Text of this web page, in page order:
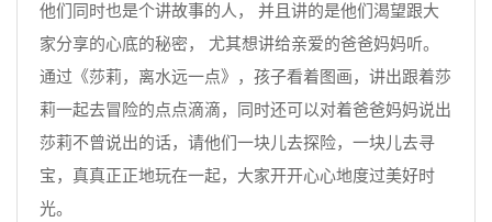
他们同时也是个讲故事的人， 并且讲的是他们渴望跟大
家分享的心底的秘密， 尤其想讲给亲爱的爸爸妈妈听。
通过《莎莉，离水远一点》，孩子看着图画，讲出跟着莎
莉一起去冒险的点点滴滴，同时还可以对着爸爸妈妈说出
莎莉不曾说出的话，请他们一块儿去探险，一块儿去寻
宝，真真正正地玩在一起，大家开开心心地度过美好时
光。